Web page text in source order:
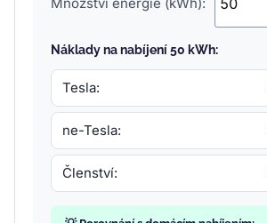
Náklady na nabíjení 50 kWh:
Tesla:
ne-Tesla:
Členství: